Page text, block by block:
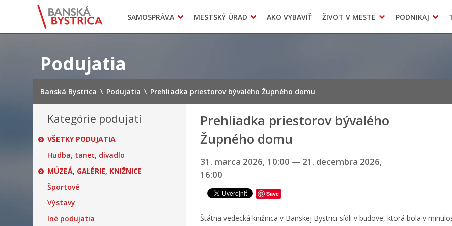
SAMOSPRÁVA MESTSKÝ ÚRAD
Oznamy
Zmluvy, faktúry a objednávky
AKO VYBAVIŤ ŽIVOT V MESTE
Mladí BB
Odpady, verejné priestranstváPODNIKAJ
Head of Municipal office
Accommodation
Podujatia
Banská Bystrica \ Podujatia \ Prehliadka priestorov bývalého Župného domu
Kategórie podujatí
VŠETKY PODUJATIA
Hudba, tanec, divadlo
MÚZEÁ, GALÉRIE, KNIŽNICE
Športové
Výstavy
Iné podujatia
Prehliadka priestorov bývalého
Župného domu
31. marca 2026, 10:00 — 21. decembra 2026,
16:00
Save
Štátna vedecká knižnica v Banskej Bystrici sídli v budove, ktorá bola v